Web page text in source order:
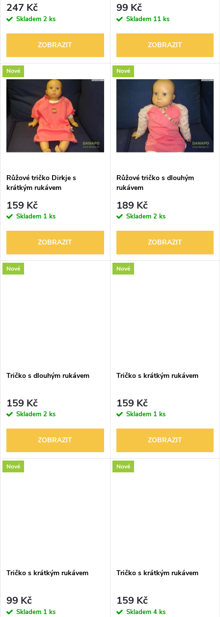
r
o
d
u
k
t
ů
r
d
u
k
t
ů
247 Kč
Skladem 2 ks
ZOBRAZIT
99 Kč
Skladem 11 ks
ZOBRAZIT
Nové
Růžové tričko Dirkje s
krátkým rukávem
159 Kč
Skladem 1 ks
ZOBRAZIT
Nové
Růžové tričko s dlouhým
rukávem
189 Kč
Skladem 2 ks
ZOBRAZIT
Nové
Tričko s dlouhým rukávem
159 Kč
Skladem 2 ks
ZOBRAZIT
Nové
Tričko s krátkým rukávem
159 Kč
Skladem 1 ks
ZOBRAZIT
Nové
Tričko s krátkým rukávem
99 Kč
Skladem 1 ks
Nové
Tričko s krátkým rukávem
159 Kč
Skladem 4 ks